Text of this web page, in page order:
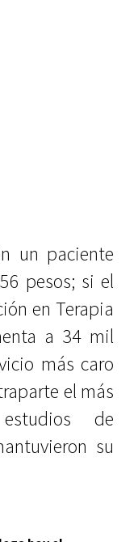
un paciente
pesos; si el
en Terapia
a 34 mil
más caro
el más
de
su